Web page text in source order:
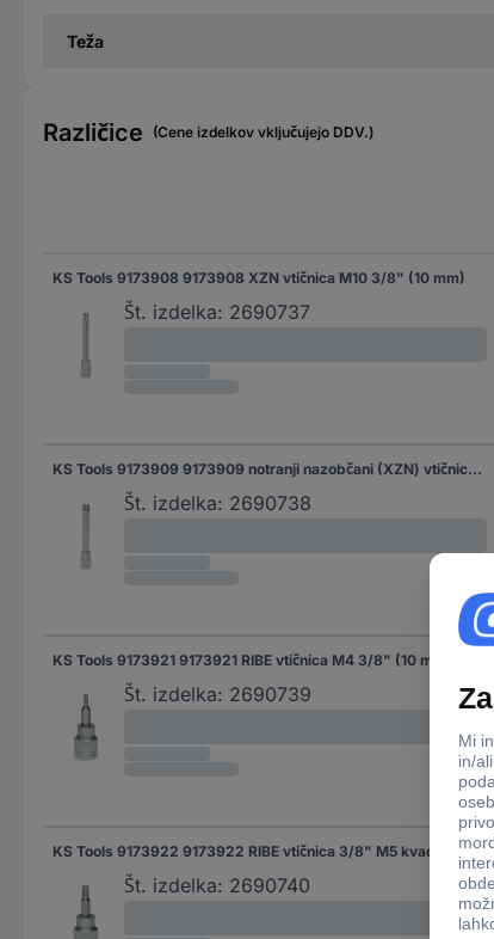
Teža
Različice (Cene izdelkov vključujejo DDV.)
KS Tools 9173908 9173908 XZN vtičnica M10 3/8" (10 mm)
Št. izdelka: 2690737
KS Tools 9173909 9173909 notranji nazobčani (XZN) vtičnica M12 3/8" (10 mm)
Št. izdelka: 2690738
KS Tools 9173921 9173921 RIBE vtičnica M4 3/8" (10 mm)
Št. izdelka: 2690739
KS Tools 9173922 9173922 RIBE vtičnica 3/8" M5 kvadrat
Št. izdelka: 2690740